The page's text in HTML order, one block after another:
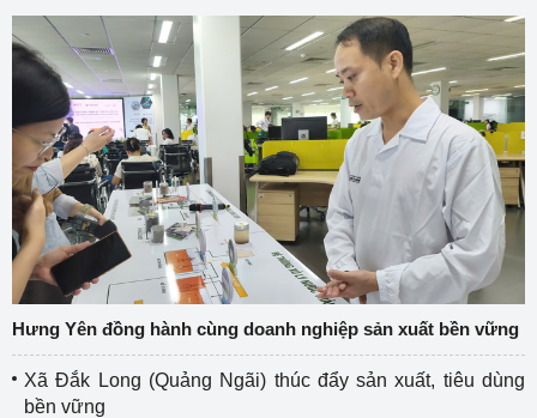
Hưng Yên đồng hành cùng doanh nghiệp sản xuất bền vững
Xã Đắk Long (Quảng Ngãi) thúc đẩy sản xuất, tiêu dùng
bền vững